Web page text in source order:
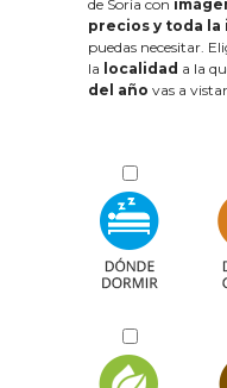
de Soria con
precios y toda
puedas necesitar.
la localidad a la
del año vas a